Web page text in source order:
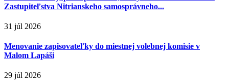
Zastupiteľstva Nitrianskeho samosprávneho...
31 júl 2026
Menovanie zapisovateľky do miestnej volebnej komisie v
Malom Lapáši
29 júl 2026